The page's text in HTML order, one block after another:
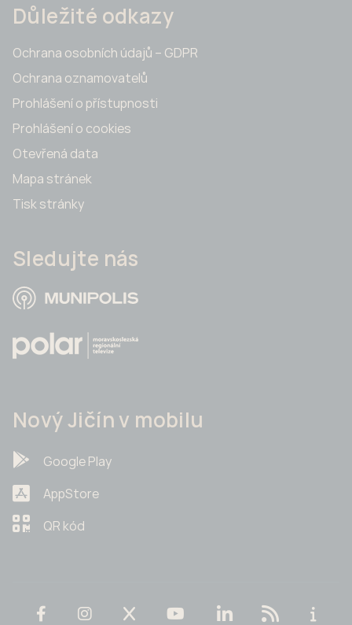
Důležité odkazy
Ochrana osobních údajů – GDPR
Ochrana oznamovatelů
Prohlášení o přístupnosti
Prohlášení o cookies
Otevřená data
Mapa stránek
Tisk stránky
Sledujte nás
Nový Jičín v mobilu
Google Play
AppStore
QR kód